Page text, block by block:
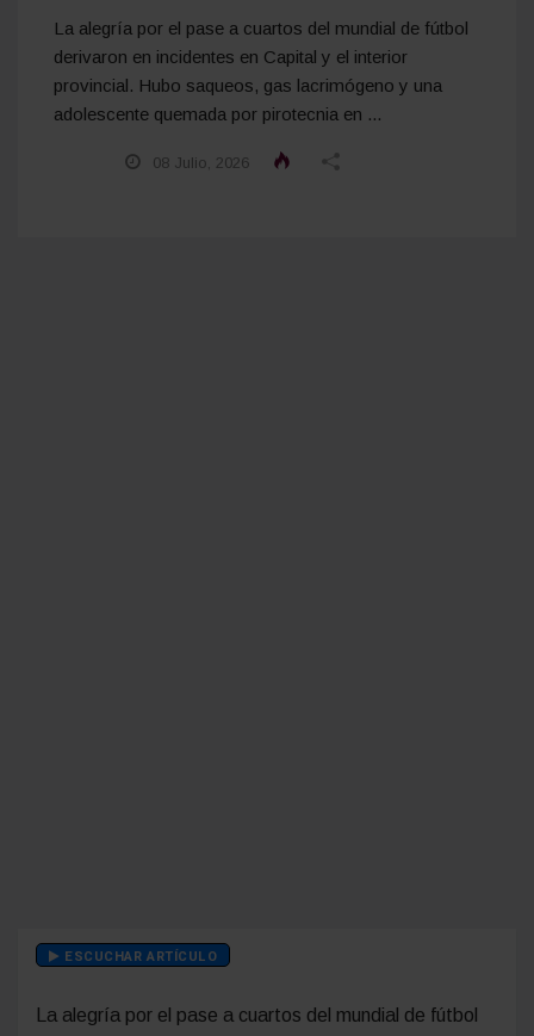
La alegría por el pase a cuartos del mundial de fútbol
derivaron en incidentes en Capital y el interior
provincial. Hubo saqueos, gas lacrimógeno y una
adolescente quemada por pirotecnia en ...
08 Julio, 2026
ESCUCHAR ARTÍCULO
La alegría por el pase a cuartos del mundial de fútbol